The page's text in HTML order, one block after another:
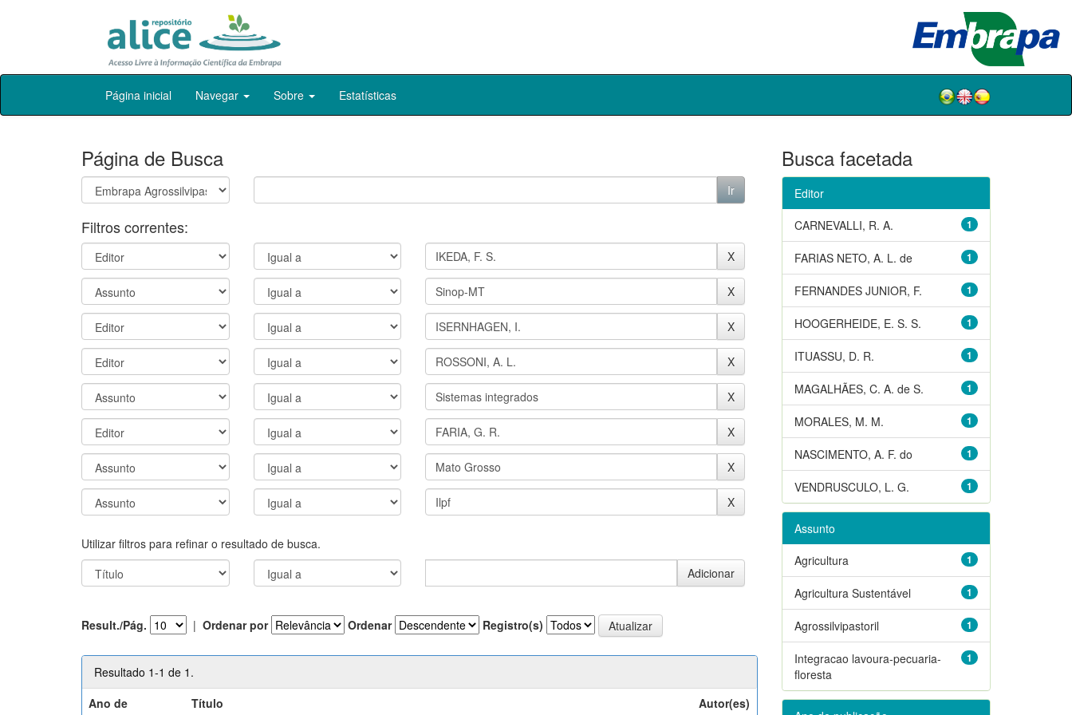
Skip
Página inicial Navegar Sobre Estatísticas
Página de Busca
Filtros correntes:
Utilizar filtros para refinar o resultado de busca.
Result./Pág. | Ordenar por Ordenar Registro(s)
Resultado 1-1 de 1.
Ano de
Título Autor(es)
Busca facetada
Editor
1
CARNEVALLI, R. A.
1
FARIAS NETO, A. L. de
1
FERNANDES JUNIOR, F.
1
HOOGERHEIDE, E. S. S.
1
ITUASSU, D. R.
1
MAGALHÃES, C. A. de S.
1
MORALES, M. M.
1
NASCIMENTO, A. F. do
1
VENDRUSCULO, L. G.
Assunto
1
Agricultura
1
Agricultura Sustentável
1
Agrossilvipastoril
1
Integracao lavoura-pecuaria-
floresta